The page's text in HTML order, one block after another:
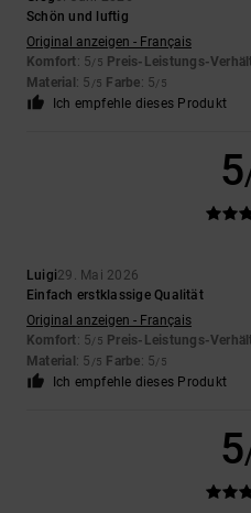
Schön und luftig
Original anzeigen - Français
Komfort: 5/5 Preis-Leistungs-
Material : 5 /5 Farbe: 5/5
Ich empfehle dieses Produkt
5
Luigi29. Mai 2026
Einfach erstklassige Qualität
Original anzeigen - Français
Komfort: 5/5 Preis-Leistungs-
Material : 5 /5 Farbe: 5/5
Ich empfehle dieses Produkt
5